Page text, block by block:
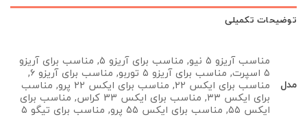
توضیحات تکمیلی
مدل
مناسب آریزو ۵ نیو, مناسب برای آریزو ۵, مناسب برای آریزو
۵ اسپرت, مناسب برای آریزو ۵ توربو, مناسب برای آریزو ۶,
مناسب برای ایکس ۲۲, مناسب برای ایکس ۲۲ پرو, مناسب
برای ایکس ۳۳, مناسب برای ایکس 33 کراس, مناسب برای
ایکس ۵۵, مناسب برای ایکس ۵۵ پرو, مناسب برای تیگو ۵